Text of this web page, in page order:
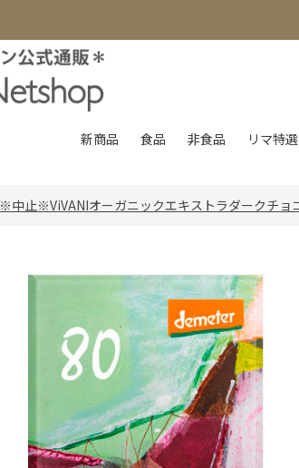
新商品 食品 非食品 リマ特
※中止※ViVANIオーガニックエキストラダークチョ